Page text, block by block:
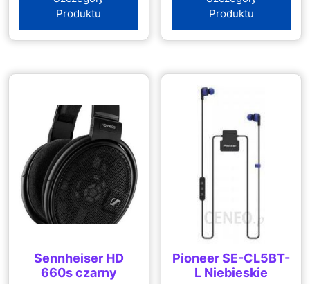
Produktu
Produktu
Sennheiser HD
660s czarny
Pioneer SE-CL5BT-
L Niebieskie